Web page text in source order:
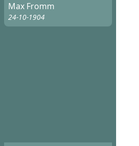
Max Fromm
24-10-1904